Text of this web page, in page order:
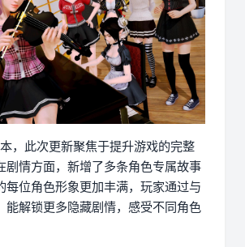
，此次更新聚焦于提升游戏的完整
剧情方面，新增了多条角色专属故事
每位角色形象更加丰满，玩家通过与
能解锁更多隐藏剧情，感受不同角色